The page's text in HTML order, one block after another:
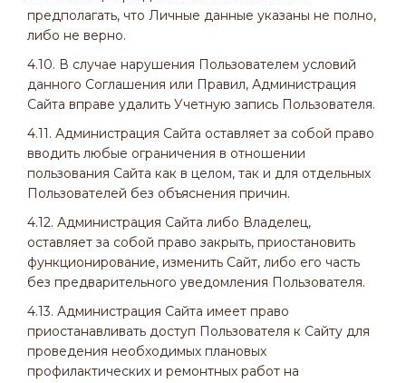
предполагать, что Личные данные указаны не полно,
либо не верно.
4.10. В случае нарушения Пользователем условий
данного Соглашения или Правил, Администрация
Сайта вправе удалить Учетную запись Пользователя.
4.11. Администрация Сайта оставляет за собой право
вводить любые ограничения в отношении
пользования Сайта как в целом, так и для отдельных
Пользователей без объяснения причин.
4.12. Администрация Сайта либо Владелец,
оставляет за собой право закрыть, приостановить
функционирование, изменить Сайт, либо его часть
без предварительного уведомления Пользователя.
4.13. Администрация Сайта имеет право
приостанавливать доступ Пользователя к Сайту для
проведения необходимых плановых
профилактических и ремонтных работ на